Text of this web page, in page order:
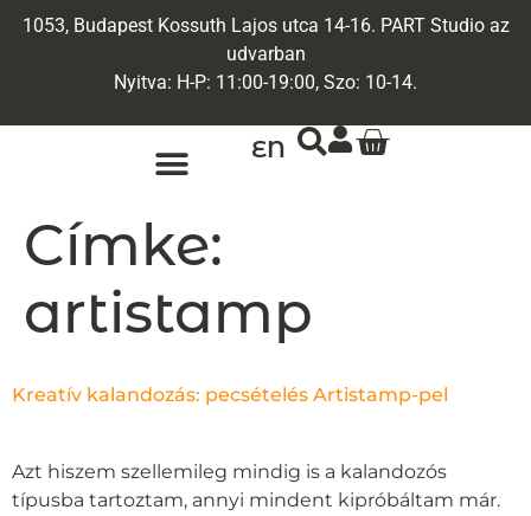
1053, Budapest Kossuth Lajos utca 14-16. PART Studio az
udvarban
Nyitva: H-P: 11:00-19:00, Szo: 10-14.
EN
Címke:
artistamp
Kreatív kalandozás: pecsételés Artistamp-pel
Azt hiszem szellemileg mindig is a kalandozós
típusba tartoztam, annyi mindent kipróbáltam már.